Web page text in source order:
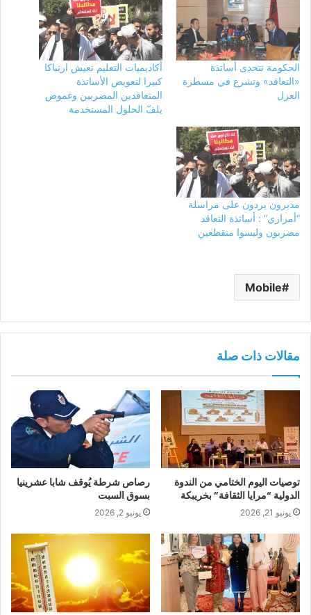
الحكومة تتحدى أساتذة
«التعاقد» وتشرع في مسطرة
العزل
أكاديميات التعليم تعيش ارتباكا
كبيرا لتعويض الأساتذة
المتعاقدين المضربين وغموض
يلفّ الحلول المستخدمة
مديرون يردون على مراسلة
“أمزازي” : أساتذة التعاقد
مضربون وليسوا منقطعين
Mobile
مقالات ذات صلة
توصيات اليوم الختامي من الندوة
الدولية “مرايا الثقافة” بخريبكة
يونيو 21, 2026
رصاص شرطة يُوقف شابا عشرينيا
بسوق السبت
يونيو 2, 2026